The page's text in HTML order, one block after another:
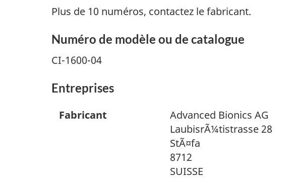
Plus de 10 numéros, contactez le fabricant.
Numéro de modèle ou de catalogue
CI-1600-04
Entreprises
Fabricant
Advanced Bionics AG
LaubisrÃ¼tistrasse 28
StÃ¤fa
8712
SUISSE